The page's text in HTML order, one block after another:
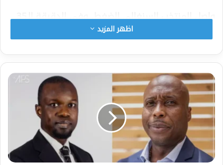
واصل المنتخب السنغالي الضغط، وفي الدقيقة الـ35
افتتح باب غي التسجيل بتسديدة رائعة بعد تمريرة
مثالية من إليمان نداي. وعلى الرغم من الفرص
المتعددة، انتهى الشوط الأول بنتيجة 1-0 لصالح
السنغال.
في الشوط الثاني، أجرى المدرب باب بونا ثياو عدة
تغييرات مؤثرة. في الدقيقة الـ68، أضاف ساديو ماني
الهدف الثاني بعد تمريرة حاسمة من إسماعيلا سار.
وبعد دقيقتين فقط، سجل بوالاي ديا الهدف الثالث،
ليؤكد تفوق المنتخب السنغالي.
اظهر المزيد